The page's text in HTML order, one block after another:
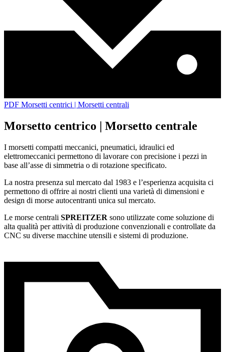
PDF Morsetti centrici | Morsetti centrali
Morsetto centrico | Morsetto centrale
I morsetti compatti meccanici, pneumatici, idraulici ed
elettromeccanici permettono di lavorare con precisione i pezzi in
base all’asse di simmetria o di rotazione specificato.
La nostra presenza sul mercato dal 1983 e l’esperienza acquisita ci
permettono di offrire ai nostri clienti una varietà di dimensioni e
design di morse autocentranti unica sul mercato.
Le morse centrali SPREITZER sono utilizzate come soluzione di
alta qualità per attività di produzione convenzionali e controllate da
CNC su diverse macchine utensili e sistemi di produzione.